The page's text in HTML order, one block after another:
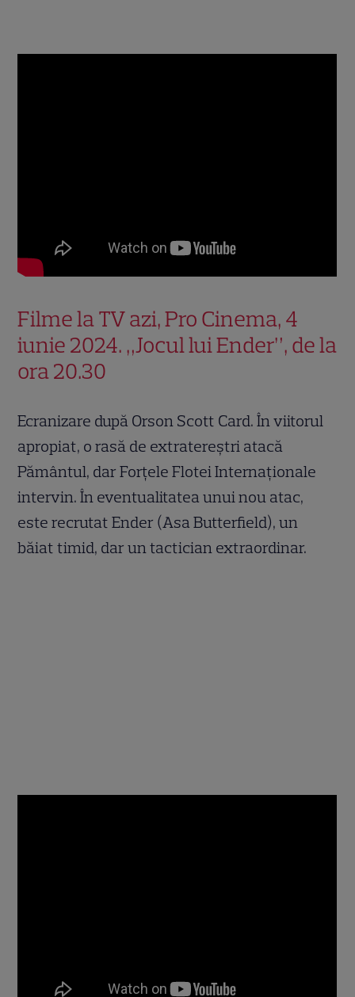
Filme la TV azi, Pro Cinema, 4
iunie 2024. „Jocul lui Ender”, de la
ora 20.30
Ecranizare după Orson Scott Card. În viitorul
apropiat, o rasă de extratereştri atacă
Pământul, dar Forţele Flotei Internaţionale
intervin. În eventualitatea unui nou atac,
este recrutat Ender (Asa Butterfield), un
băiat timid, dar un tactician extraordinar.